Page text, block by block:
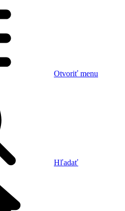
Otvoriť menu
Hľadať